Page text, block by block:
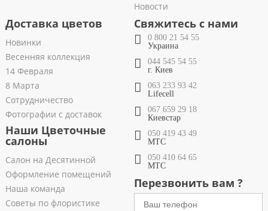
Новости
Доставка цветов
Новинки
Весенняя коллекция
14 Февраля
8 Марта
Сотрудничество
Фотографии с доставок
Наши Цветочные
салоны
Салон на Десятинной
Оформление помещений
Наша команда
Советы по флористике
Свяжитесь с нами
0 800 21 54 55
Украина
044 545 54 55
г. Киев
063 233 93 42
Lifecell
067 659 29 18
Киевстар
050 419 43 49
МТС
050 410 64 65
МТС
Перезвонить вам ?